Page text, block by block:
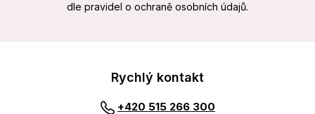
dle pravidel o ochraně osobních údajů.
Rychlý kontakt
+420 515 266 300